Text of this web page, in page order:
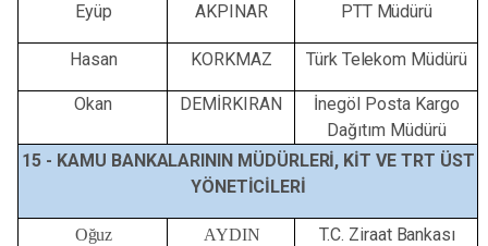
Eyüp AKPINAR PTT Müdürü
Hasan KORKMAZ Türk Telekom Müdürü
Okan DEMİRKIRAN
İnegöl Posta Kargo
Dağıtım Müdürü
15 - KAMU BANKALARININ MÜDÜRLERİ, KİT VETRT ÜST
YÖNETİCİLERİ
Oğuz AYDIN T.C. Ziraat Bankası